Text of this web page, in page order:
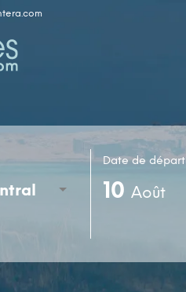
Date de départ
10 Août